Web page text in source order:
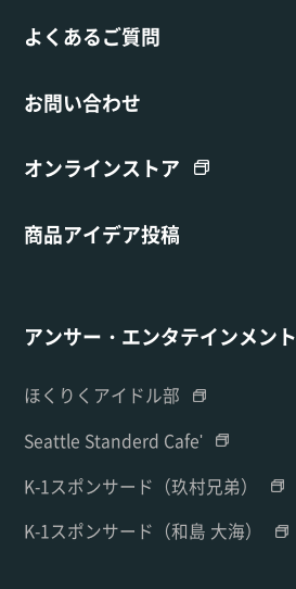
よくあるご質問
お問い合わせ
オンラインストア
商品アイデア投稿
アンサー・エンタテインメント
ほくりくアイドル部
Seattle Standerd Cafe'
K-1スポンサード（玖村兄弟）
K-1スポンサード（和島 大海）